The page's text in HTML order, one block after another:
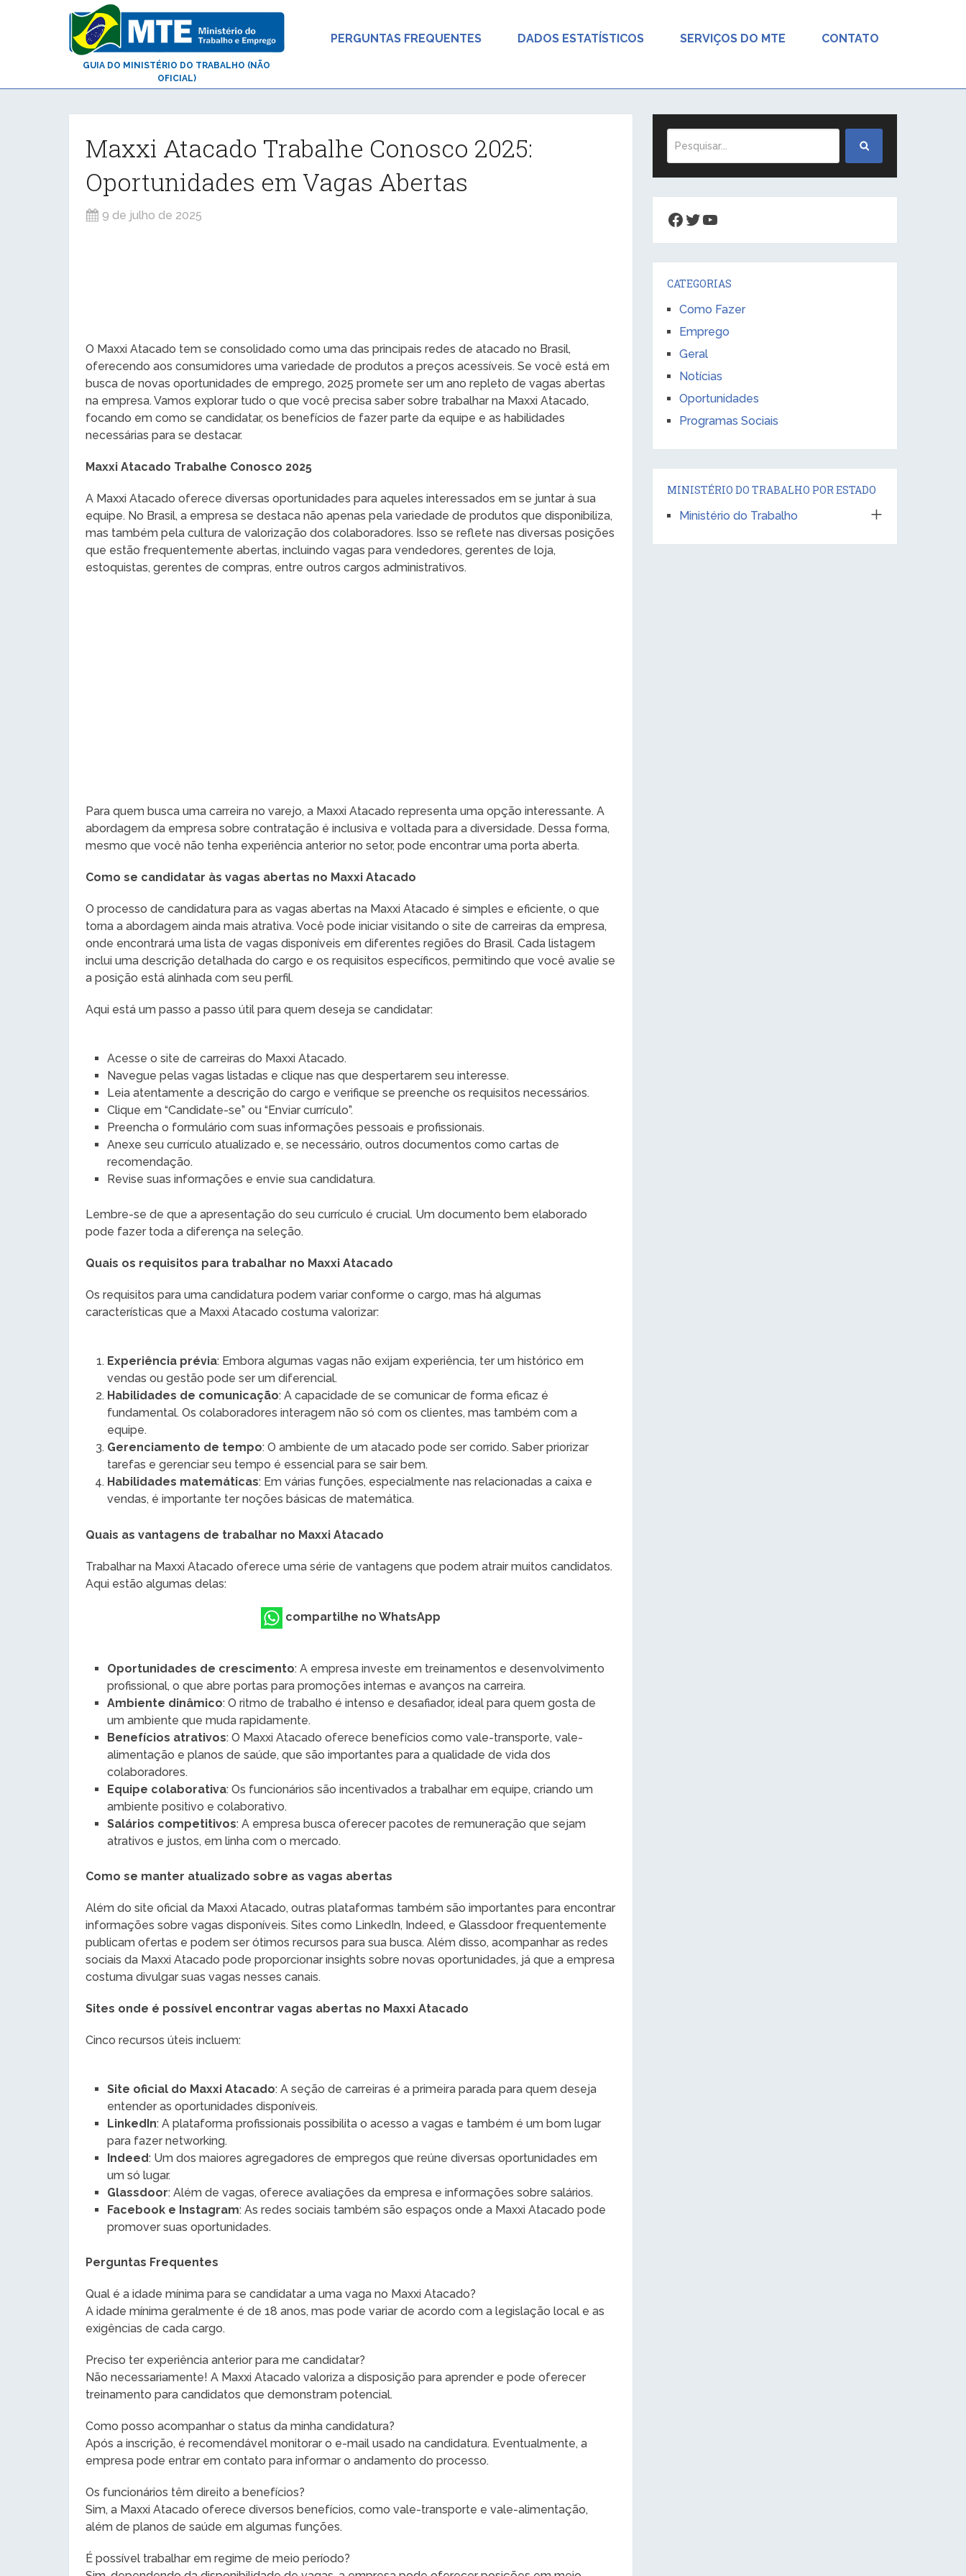
GUIA DO MINISTÉRIO DO TRABALHO (NÃO
OFICIAL)
PERGUNTAS FREQUENTES DADOS ESTATÍSTICOS SERVIÇOS DO MTE CONTATO
Maxxi Atacado Trabalhe Conosco 2025:
Oportunidades em Vagas Abertas
9 de julho de 2025
O Maxxi Atacado tem se consolidado como uma das principais redes de atacado no Brasil,
oferecendo aos consumidores uma variedade de produtos a preços acessíveis. Se você está em
busca de novas oportunidades de emprego, 2025 promete ser um ano repleto de vagas abertas
na empresa. Vamos explorar tudo o que você precisa saber sobre trabalhar na Maxxi Atacado,
focando em como se candidatar, os benefícios de fazer parte da equipe e as habilidades
necessárias para se destacar.
Maxxi Atacado Trabalhe Conosco 2025
A Maxxi Atacado oferece diversas oportunidades para aqueles interessados em se juntar à sua
equipe. No Brasil, a empresa se destaca não apenas pela variedade de produtos que disponibiliza,
mas também pela cultura de valorização dos colaboradores. Isso se reflete nas diversas posições
que estão frequentemente abertas, incluindo vagas para vendedores, gerentes de loja,
estoquistas, gerentes de compras, entre outros cargos administrativos.
Para quem busca uma carreira no varejo, a Maxxi Atacado representa uma opção interessante. A
abordagem da empresa sobre contratação é inclusiva e voltada para a diversidade. Dessa forma,
mesmo que você não tenha experiência anterior no setor, pode encontrar uma porta aberta.
Como se candidatar às vagas abertas no Maxxi Atacado
O processo de candidatura para as vagas abertas na Maxxi Atacado é simples e eficiente, o que
torna a abordagem ainda mais atrativa. Você pode iniciar visitando o site de carreiras da empresa,
onde encontrará uma lista de vagas disponíveis em diferentes regiões do Brasil. Cada listagem
inclui uma descrição detalhada do cargo e os requisitos específicos, permitindo que você avalie se
a posição está alinhada com seu perfil.
Aqui está um passo a passo útil para quem deseja se candidatar:
Acesse o site de carreiras do Maxxi Atacado.
Navegue pelas vagas listadas e clique nas que despertarem seu interesse.
Leia atentamente a descrição do cargo e verifique se preenche os requisitos necessários.
Clique em “Candidate-se” ou “Enviar currículo”.
Preencha o formulário com suas informações pessoais e profissionais.
Anexe seu currículo atualizado e, se necessário, outros documentos como cartas de
recomendação.
Revise suas informações e envie sua candidatura.
Lembre-se de que a apresentação do seu currículo é crucial. Um documento bem elaborado
pode fazer toda a diferença na seleção.
Quais os requisitos para trabalhar no Maxxi Atacado
Os requisitos para uma candidatura podem variar conforme o cargo, mas há algumas
características que a Maxxi Atacado costuma valorizar:
Experiência prévia: Embora algumas vagas não exijam experiência, ter um histórico em
vendas ou gestão pode ser um diferencial.
Habilidades de comunicação: A capacidade de se comunicar de forma eficaz é
fundamental. Os colaboradores interagem não só com os clientes, mas também com a
equipe.
Gerenciamento de tempo: O ambiente de um atacado pode ser corrido. Saber priorizar
tarefas e gerenciar seu tempo é essencial para se sair bem.
Habilidades matemáticas: Em várias funções, especialmente nas relacionadas a caixa e
vendas, é importante ter noções básicas de matemática.
Quais as vantagens de trabalhar no Maxxi Atacado
Trabalhar na Maxxi Atacado oferece uma série de vantagens que podem atrair muitos candidatos.
Aqui estão algumas delas:
compartilhe no WhatsApp
Oportunidades de crescimento: A empresa investe em treinamentos e desenvolvimento
profissional, o que abre portas para promoções internas e avanços na carreira.
Ambiente dinâmico: O ritmo de trabalho é intenso e desafiador, ideal para quem gosta de
um ambiente que muda rapidamente.
Benefícios atrativos: O Maxxi Atacado oferece benefícios como vale-transporte, vale-
alimentação e planos de saúde, que são importantes para a qualidade de vida dos
colaboradores.
Equipe colaborativa: Os funcionários são incentivados a trabalhar em equipe, criando um
ambiente positivo e colaborativo.
Salários competitivos: A empresa busca oferecer pacotes de remuneração que sejam
atrativos e justos, em linha com o mercado.
Como se manter atualizado sobre as vagas abertas
Além do site oficial da Maxxi Atacado, outras plataformas também são importantes para encontrar
informações sobre vagas disponíveis. Sites como LinkedIn, Indeed, e Glassdoor frequentemente
publicam ofertas e podem ser ótimos recursos para sua busca. Além disso, acompanhar as redes
sociais da Maxxi Atacado pode proporcionar insights sobre novas oportunidades, já que a empresa
costuma divulgar suas vagas nesses canais.
Sites onde é possível encontrar vagas abertas no Maxxi Atacado
Cinco recursos úteis incluem:
Site oficial do Maxxi Atacado: A seção de carreiras é a primeira parada para quem deseja
entender as oportunidades disponíveis.
LinkedIn: A plataforma profissionais possibilita o acesso a vagas e também é um bom lugar
para fazer networking.
Indeed: Um dos maiores agregadores de empregos que reúne diversas oportunidades em
um só lugar.
Glassdoor: Além de vagas, oferece avaliações da empresa e informações sobre salários.
Facebook e Instagram: As redes sociais também são espaços onde a Maxxi Atacado pode
promover suas oportunidades.
Perguntas Frequentes
Qual é a idade mínima para se candidatar a uma vaga no Maxxi Atacado?
A idade mínima geralmente é de 18 anos, mas pode variar de acordo com a legislação local e as
exigências de cada cargo.
Preciso ter experiência anterior para me candidatar?
Não necessariamente! A Maxxi Atacado valoriza a disposição para aprender e pode oferecer
treinamento para candidatos que demonstram potencial.
Como posso acompanhar o status da minha candidatura?
Após a inscrição, é recomendável monitorar o e-mail usado na candidatura. Eventualmente, a
empresa pode entrar em contato para informar o andamento do processo.
Os funcionários têm direito a benefícios?
Sim, a Maxxi Atacado oferece diversos benefícios, como vale-transporte e vale-alimentação,
além de planos de saúde em algumas funções.
É possível trabalhar em regime de meio período?
Facebook
Twitter
Youtube
CATEGORIAS
Como Fazer
Emprego
Geral
Notícias
Oportunidades
Programas Sociais
MINISTÉRIO DO TRABALHO POR ESTADO
Ministério do Trabalho